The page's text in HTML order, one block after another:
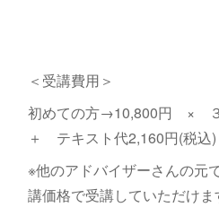
＜受講費用＞
初めての方→10,800円 ×
＋ テキスト代2,160円(税込)
※他のアドバイザーさんの元
講価格で受講していただけま